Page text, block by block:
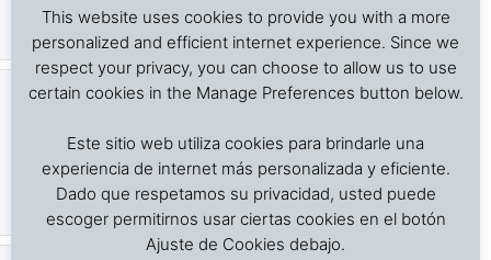
alimentos frescos, procesados y productos sensibles
a la temperatura
Higiene y Saneamiento en el Servicio de Alimentos
crecimiento microbiano
3. Enfermedades
alimentos:
Contaminación y
prevención
4
Copyright | Derechos reservados | Dr. J. A. Barreiro
Cargo Inspection Service LLC | 2018-2025
This website uses cookies to provide you with a more
personalized and efficient internet experience. Since we
respect your privacy, you can choose to allow us to use
certain cookies in the Manage Preferences button below.
Este sitio web utiliza cookies para brindarle una
experiencia de internet más personalizada y eficiente.
Dado que respetamos su privacidad, usted puede
escoger permitirnos usar ciertas cookies en el botón
Ajuste de Cookies debajo.